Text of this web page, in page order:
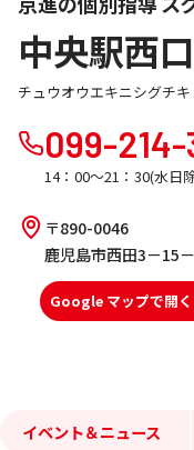
中央駅西
チュウオウエキニシグチ
099-214-
14：00～21：30(水日
〒890-0046
鹿児島市西田3－15
Google マップで開く
イベント＆ニュース